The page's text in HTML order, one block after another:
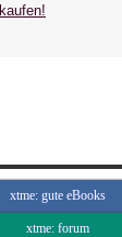
kaufen!
xtme: gute eBooks
xtme: forum